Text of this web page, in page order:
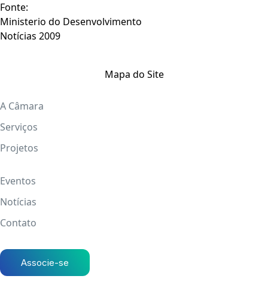
Fonte:
Ministerio do Desenvolvimento
Notícias 2009
Mapa do Site
A Câmara
Serviços
Projetos
Eventos
Notícias
Contato
Associe-se